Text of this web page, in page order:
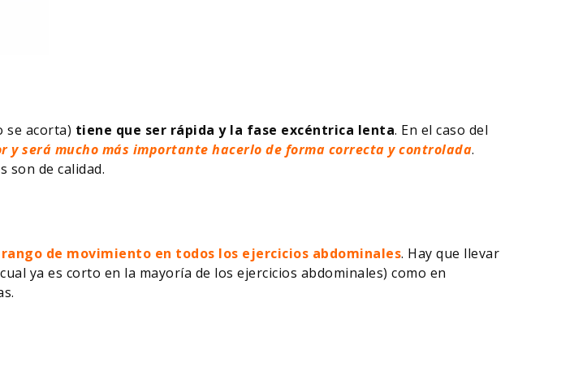
se acorta) tiene que ser rápida y la fase excéntrica lenta. En el caso del
y será mucho más importante hacerlo de forma correcta y controlada.
son de calidad.
de movimiento en todos los ejercicios abdominales. Hay que llevar
ya es corto en la mayoría de los ejercicios abdominales) como en